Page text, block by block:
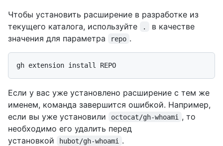
Чтобы установить расширение в разработке из
текущего каталога, используйте
.
в качестве
значения для параметра
repo .
Если у вас уже установлено расширение с тем же
именем, команда завершится ошибкой. Например,
если вы уже установили
octocat/gh-whoami
, то
необходимо его удалить перед
установкой
hubot/gh-whoami .